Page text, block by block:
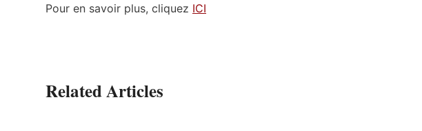
Pour en savoir plus, cliquez ICI
Related Articles